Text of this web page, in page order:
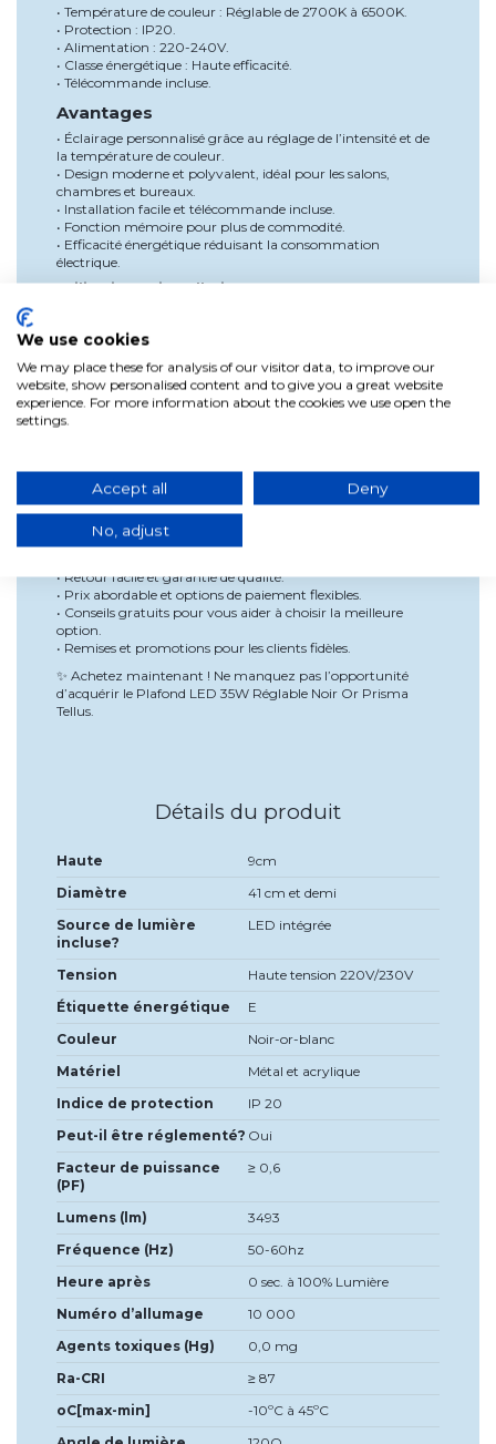
• Température de couleur : Réglable de 2700K à 6500K.
• Protection : IP20.
• Alimentation : 220-240V.
• Classe énergétique : Haute efficacité.
• Télécommande incluse.
Avantages
• Éclairage personnalisé grâce au réglage de l’intensité et de
la température de couleur.
• Design moderne et polyvalent, idéal pour les salons,
chambres et bureaux.
• Installation facile et télécommande incluse.
• Fonction mémoire pour plus de commodité.
• Efficacité énergétique réduisant la consommation
électrique.
Utilisation et installation
Fixez la base du plafonnier au plafond à l’aide des vis
Raccordez les câbles au réseau électrique en suivant les
instructions du manuel.
Installez l’écran du plafonnier et assurez-vous qu’il soit
Pourquoi choisir notre produit?
Chez Lúzete, nous nous engageons à vous offrir des produits
de la meilleure qualité avec les meilleures conditions :
• Retour facile et garantie de qualité.
• Prix abordable et options de paiement flexibles.
• Conseils gratuits pour vous aider à choisir la meilleure
option.
• Remises et promotions pour les clients fidèles.
✨ Achetez maintenant ! Ne manquez pas l’opportunité
d’acquérir le Plafond LED 35W Réglable Noir Or Prisma
Tellus.
Détails du produit
Haute
9cm
Diamètre
41 cm et demi
Source de lumière
incluse?
LED intégrée
Tension
Haute tension 220V/230V
Étiquette énergétique
E
Couleur
Noir-or-blanc
Matériel
Métal et acrylique
Indice de protection
IP 20
Peut-il être réglementé? Oui
Facteur de puissance
(PF)
≥ 0,6
Lumens (lm)
3493
Fréquence (Hz)
50-60hz
Heure après
0 sec. à 100% Lumière
Numéro d’allumage
10 000
Agents toxiques (Hg)
0,0 mg
Ra-CRI
≥ 87
oC[max-min]
-10ºC à 45ºC
We use cookies
We may place these for analysis of our visitor data, to improve our
website, show personalised content and to give you a great website
experience. For more information about the cookies we use open the
settings.
Accept all Deny
No, adjust